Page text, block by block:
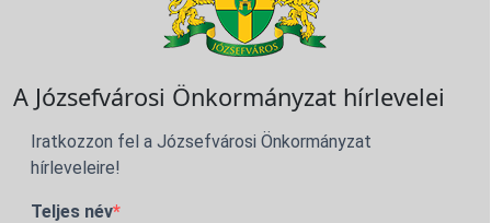
A Józsefvárosi Önkormányzat hírlevelei
Iratkozzon fel a Józsefvárosi Önkormányzat
hírleveleire!
Teljes név